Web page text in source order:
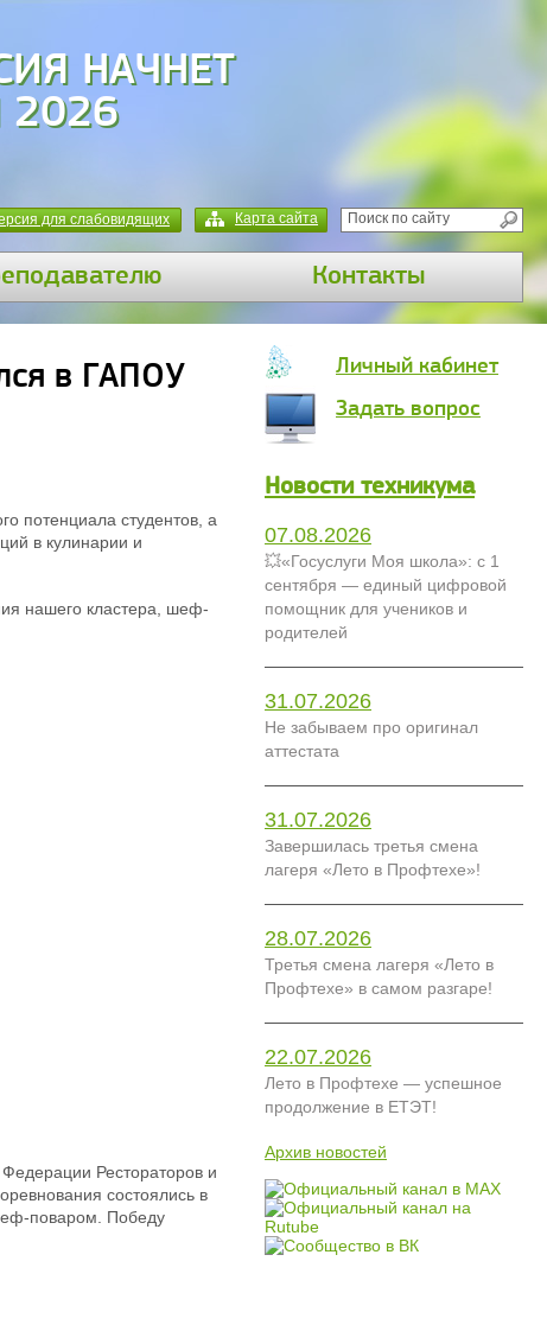
НАЧНЕТ
2026
Карта сайта
для слабовидящих
Контакты
в ГАПОУ
потенциала студентов, а
в кулинарии и
нашего кластера, шеф-
Рестораторов и
состоялись в
поваром. Победу
Личный кабинет
Задать вопрос
Новости техникума
07.08.2026
💥«Госуслуги Моя школа»: с 1
сентября — единый цифровой
помощник для учеников и
родителей
31.07.2026
Не забываем про оригинал
аттестата
31.07.2026
Завершилась третья смена
лагеря «Лето в Профтехе»!
28.07.2026
Третья смена лагеря «Лето в
Профтехе» в самом разгаре!
22.07.2026
Лето в Профтехе — успешное
продолжение в ЕТЭТ!
Архив новостей